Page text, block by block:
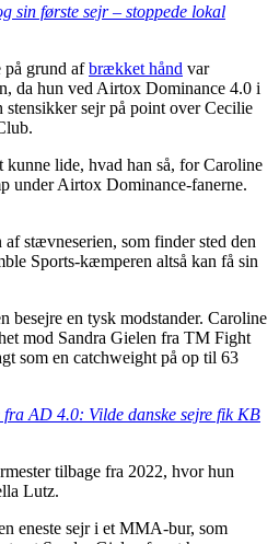
sin første sejr – stoppede lokal
på grund afbrækket hånd var
da hun ved Airtox Dominance 4.0 i
sejr på point over Cecilie
lide, hvad han så, for Caroline
under Airtox Dominance-fanerne.
stævneserien, som finder sted den
Sports-kæmperen altså kan få sin
besejre en tysk modstander. Caroline
mod Sandra Gielen fra TM Fight
som en catchweight på op til 63
AD 4.0: Vilde danske sejre fik KB
tilbage fra 2022, hvor hun
Lutz.
eneste sejr i et MMA-bur, som